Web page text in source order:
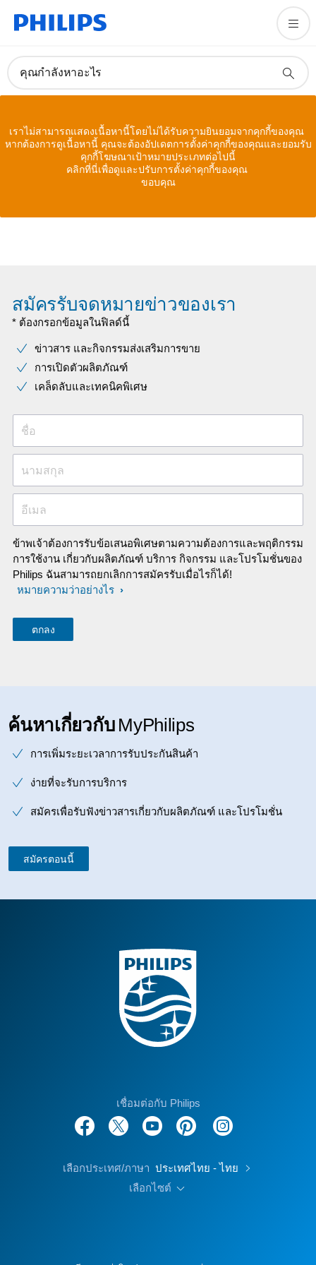
คุณกำลังหาอะไร
เราไม่สามารถแสดงเนื้อหานี้โดยไม่ได้รับความยินยอมจากคุกกี้ของคุณ
หากต้องการดูเนื้อหานี้ คุณจะต้องอัปเดตการตั้งค่าคุกกี้ของคุณและยอมรับ
คุกกี้โฆษณาเป้าหมายประเภทต่อไปนี้
คลิกที่นี่เพื่อดูและปรับการตั้งค่าคุกกี้ของคุณ
ขอบคุณ
สมัครรับจดหมายข่าวของเรา
* ต้องกรอกข้อมูลในฟิลด์นี้
ข่าวสาร และกิจกรรมส่งเสริมการขาย
การเปิดตัวผลิตภัณฑ์
เคล็ดลับและเทคนิคพิเศษ
ชื่อ
นามสกุล
อีเมล
ข้าพเจ้าต้องการรับข้อเสนอพิเศษตามความต้องการและพฤติกรรม
การใช้งาน เกี่ยวกับผลิตภัณฑ์ บริการ กิจกรรม และโปรโมชั่นของ
Philips ฉันสามารถยกเลิกการสมัครรับเมื่อไรก็ได้!
หมายความว่าอย่างไร
ค้นหาเกี่ยวกับ MyPhilips
การเพิ่มระยะเวลาการรับประกันสินค้า
ง่ายที่จะรับการบริการ
สมัครเพื่อรับฟังข่าวสารเกี่ยวกับผลิตภัณฑ์ และโปรโมชั่น
สมัครตอนนี้
เชื่อมต่อกับ Philips
เลือกประเทศ/ภาษา ประเทศไทย - ไทย
เลือกไซต์